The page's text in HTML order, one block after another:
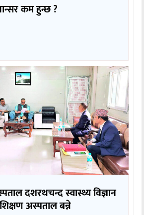
कम हुन्छ ?
दशरथचन्द स्वास्थ्य विज्ञान
अस्पताल बन्ने